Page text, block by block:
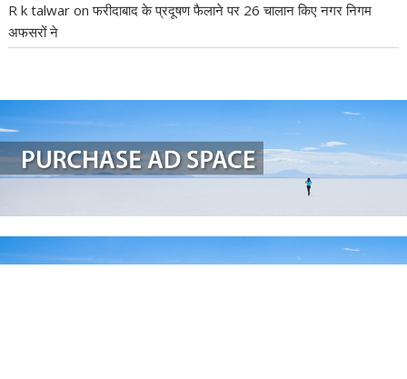
R k talwar onफरीदाबाद के प्रदूषण फैलाने पर 26 चालान किए नगर निगम
अफसरों ने